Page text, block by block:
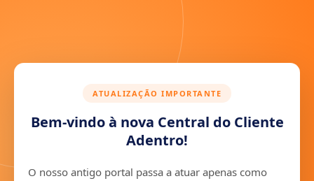
ATUALIZAÇÃO IMPORTANTE
Bem-vindo à nova Central do Cliente
Adentro!
O nosso antigo portal passa a atuar apenas como